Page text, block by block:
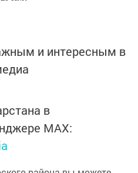
и интересным в
в
MАХ: